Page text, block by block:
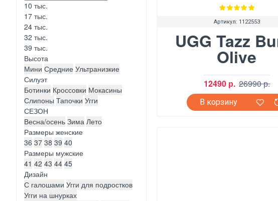
10 тыс.
17 тыс.
24 тыс.
32 тыс.
39 тыс.
Высота
Мини Средние Ультранизкие
Силуэт
Ботинки Кроссовки Мокасины
Слипоны Тапочки Угги
СЕЗОН
Весна/осень Зима Лето
Размеры женские
36 37 38 39 40
Размеры мужские
41 42 43 44 45
Дизайн
С галошами Угги для подростков
Угги на шнурках
Артикул: 1122553
UGG Tazz
Olive
12490 р. 26990 р.
В корзину